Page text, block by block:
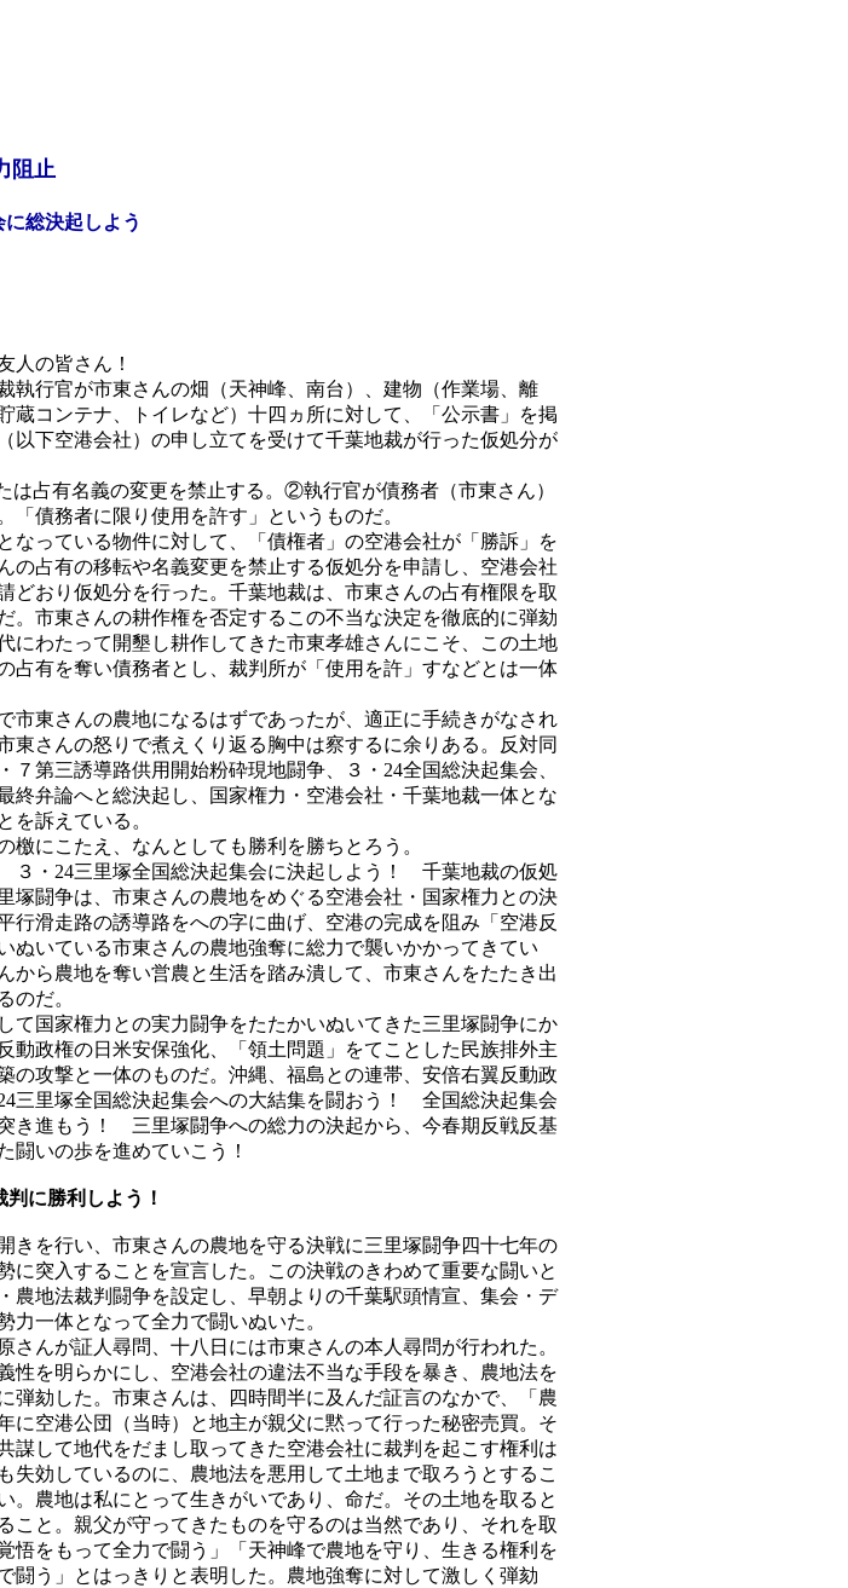
阻止
に総決起しよう
人の皆さん！
行官が市東さんの畑（天神峰、南台）、建物（作業場、離
蔵コンテナ、トイレなど）十四ヵ所に対して、「公示書」を掲
以下空港会社）の申し立てを受けて千葉地裁が行った仮処分が
占有名義の変更を禁止する。②執行官が債務者（市東さん）
「債務者に限り使用を許す」というものだ。
っている物件に対して、「債権者」の空港会社が「勝訴」を
の占有の移転や名義変更を禁止する仮処分を申請し、空港会社
どおり仮処分を行った。千葉地裁は、市東さんの占有権限を取
。市東さんの耕作権を否定するこの不当な決定を徹底的に弾劾
にわたって開墾し耕作してきた市東孝雄さんにこそ、この土地
占有を奪い債務者とし、裁判所が「使用を許」すなどとは一体
東さんの農地になるはずであったが、適正に手続きがなされ
東さんの怒りで煮えくり返る胸中は察するに余りある。反対同
７第三誘導路供用開始粉砕現地闘争、３・24全国総決起集会、
終弁論へと総決起し、国家権力・空港会社・千葉地裁一体とな
を訴えている。
にこたえ、なんとしても勝利を勝ちとろう。
・24三里塚全国総決起集会に決起しよう！ 千葉地裁の仮処
塚闘争は、市東さんの農地をめぐる空港会社・国家権力との決
行滑走路の誘導路をへの字に曲げ、空港の完成を阻み「空港反
ぬいている市東さんの農地強奪に総力で襲いかかってきてい
から農地を奪い営農と生活を踏み潰して、市東さんをたたき出
のだ。
国家権力との実力闘争をたたかいぬいてきた三里塚闘争にか
動政権の日米安保強化、「領土問題」をてことした民族排外主
の攻撃と一体のものだ。沖縄、福島との連帯、安倍右翼反動政
三里塚全国総決起集会への大結集を闘おう！ 全国総決起集会
き進もう！ 三里塚闘争への総力の決起から、今春期反戦反基
闘いの歩を進めていこう！
に勝利しよう！
を行い、市東さんの農地を守る決戦に三里塚闘争四十七年の
に突入することを宣言した。この決戦のきわめて重要な闘いと
農地法裁判闘争を設定し、早朝よりの千葉駅頭情宣、集会・デ
力一体となって全力で闘いぬいた。
んが証人尋問、十八日には市東さんの本人尋問が行われた。
性を明らかにし、空港会社の違法不当な手段を暴き、農地法を
弾劾した。市東さんは、四時間半に及んだ証言のなかで、「農
に空港公団（当時）と地主が親父に黙って行った秘密売買。そ
謀して地代をだまし取ってきた空港会社に裁判を起こす権利は
失効しているのに、農地法を悪用して土地まで取ろうとするこ
。農地は私にとって生きがいであり、命だ。その土地を取ると
こと。親父が守ってきたものを守るのは当然であり、それを取
悟をもって全力で闘う」「天神峰で農地を守り、生きる権利を
闘う」とはっきりと表明した。農地強奪に対して激しく弾劾